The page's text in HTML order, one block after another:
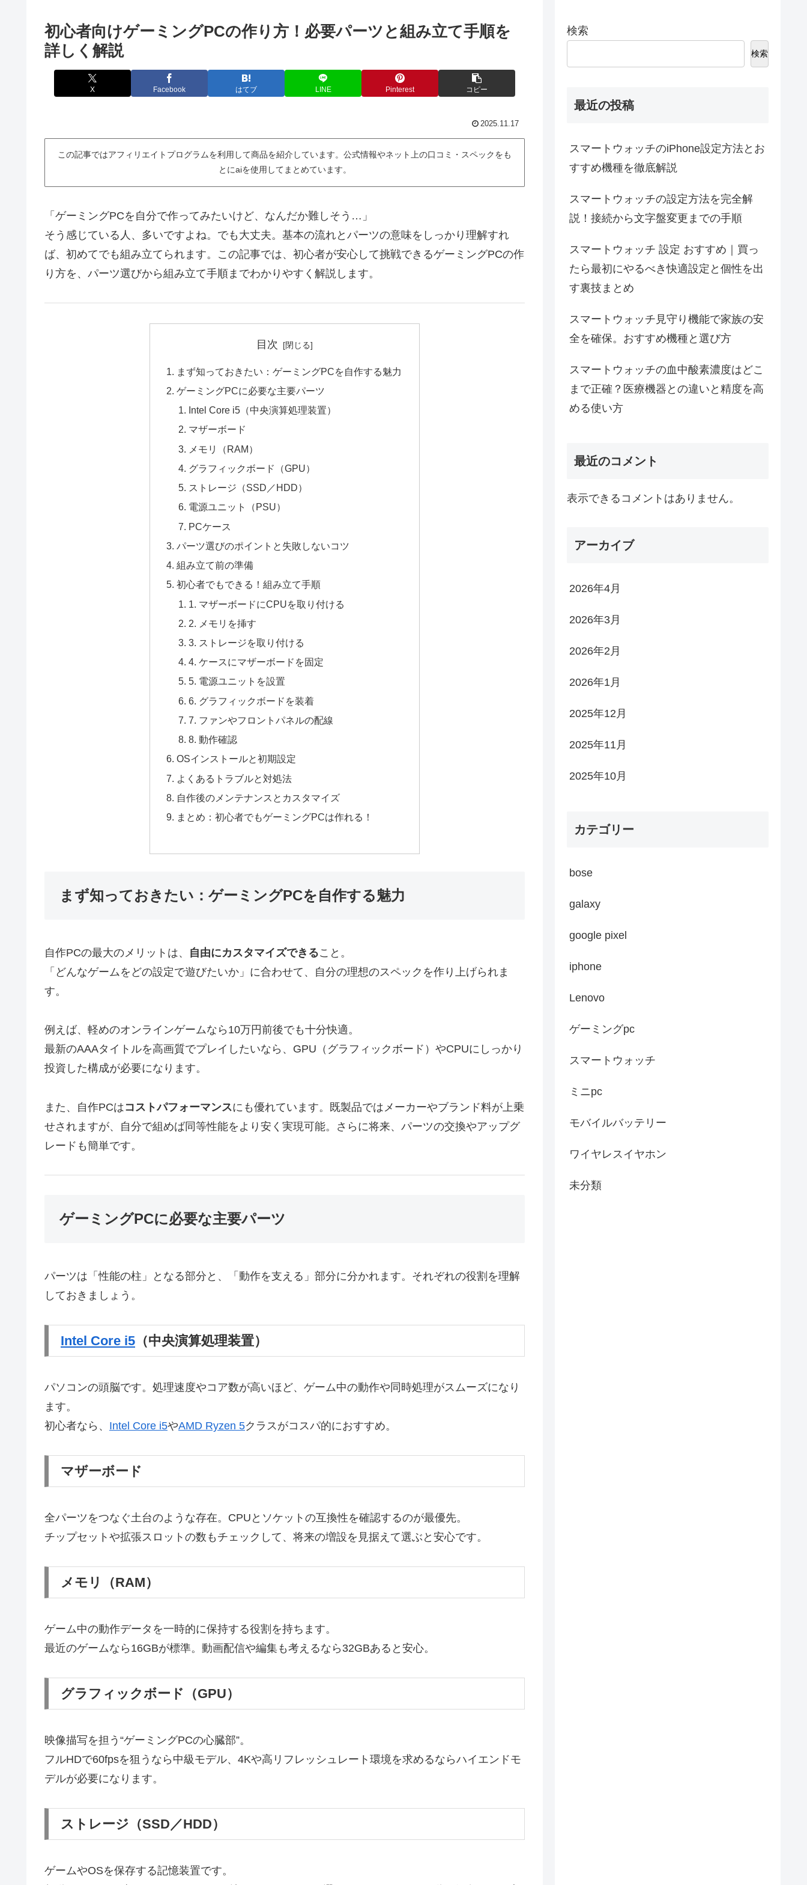
初心者向けゲーミングPCの作り方！必要パーツと組み立て手順を
詳しく解説
X Facebook はてブ LINE Pinterest コピー
2025.11.17
この記事ではアフィリエイトプログラムを利用して商品を紹介しています。公式情報やネット上の口コミ・スペックをも
とにaiを使用してまとめています。
「ゲーミングPCを自分で作ってみたいけど、なんだか難しそう…」
そう感じている人、多いですよね。でも大丈夫。基本の流れとパーツの意味をしっかり理解すれ
ば、初めてでも組み立てられます。この記事では、初心者が安心して挑戦できるゲーミングPCの作
り方を、パーツ選びから組み立て手順までわかりやすく解説します。
目次
まず知っておきたい：ゲーミングPCを自作する魅力
ゲーミングPCに必要な主要パーツ
Intel Core i5（中央演算処理装置）
マザーボード
メモリ（RAM）
グラフィックボード（GPU）
ストレージ（SSD／HDD）
電源ユニット（PSU）
PCケース
パーツ選びのポイントと失敗しないコツ
組み立て前の準備
初心者でもできる！組み立て手順
1. マザーボードにCPUを取り付ける
2. メモリを挿す
3. ストレージを取り付ける
4. ケースにマザーボードを固定
5. 電源ユニットを設置
6. グラフィックボードを装着
7. ファンやフロントパネルの配線
8. 動作確認
OSインストールと初期設定
よくあるトラブルと対処法
自作後のメンテナンスとカスタマイズ
まとめ：初心者でもゲーミングPCは作れる！
まず知っておきたい：ゲーミングPCを自作する魅力
自作PCの最大のメリットは、 自由にカスタマイズできること。
「どんなゲームをどの設定で遊びたいか」に合わせて、自分の理想のスペックを作り上げられま
す。
例えば、軽めのオンラインゲームなら10万円前後でも十分快適。
最新のAAAタイトルを高画質でプレイしたいなら、GPU（グラフィックボード）やCPUにしっかり
投資した構成が必要になります。
また、自作PCはコストパフォーマンスにも優れています。既製品ではメーカーやブランド料が上乗
せされますが、自分で組めば同等性能をより安く実現可能。さらに将来、パーツの交換やアップグ
レードも簡単です。
ゲーミングPCに必要な主要パーツ
パーツは「性能の柱」となる部分と、「動作を支える」部分に分かれます。それぞれの役割を理解
しておきましょう。
Intel Core i5 （中央演算処理装置）
パソコンの頭脳です。処理速度やコア数が高いほど、ゲーム中の動作や同時処理がスムーズになり
ます。
初心者なら、 Intel Core i5やAMD Ryzen 5クラスがコスパ的におすすめ。
マザーボード
全パーツをつなぐ土台のような存在。CPUとソケットの互換性を確認するのが最優先。
チップセットや拡張スロットの数もチェックして、将来の増設を見据えて選ぶと安心です。
メモリ（RAM）
ゲーム中の動作データを一時的に保持する役割を持ちます。
最近のゲームなら16GBが標準。動画配信や編集も考えるなら32GBあると安心。
グラフィックボード（GPU）
映像描写を担う“ゲーミングPCの心臓部”。
フルHDで60fpsを狙うなら中級モデル、4Kや高リフレッシュレート環境を求めるならハイエンドモ
デルが必要になります。
ストレージ（SSD／HDD）
ゲームやOSを保存する記憶装置です。
検索
検索
最近の投稿
スマートウォッチのiPhone設定方法とお
すすめ機種を徹底解説
スマートウォッチの設定方法を完全解
説！接続から文字盤変更までの手順
スマートウォッチ 設定 おすすめ｜買っ
たら最初にやるべき快適設定と個性を出
す裏技まとめ
スマートウォッチ見守り機能で家族の安
全を確保。おすすめ機種と選び方
スマートウォッチの血中酸素濃度はどこ
まで正確？医療機器との違いと精度を高
める使い方
最近のコメント
表示できるコメントはありません。
アーカイブ
2026年4月
2026年3月
2026年2月
2026年1月
2025年12月
2025年11月
2025年10月
カテゴリー
bose
galaxy
google pixel
iphone
Lenovo
ゲーミングpc
スマートウォッチ
ミニpc
モバイルバッテリー
ワイヤレスイヤホン
未分類